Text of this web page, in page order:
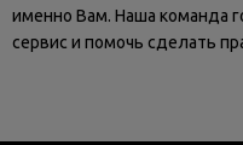
именно Вам. Наша команда
сервис и помочь сделать